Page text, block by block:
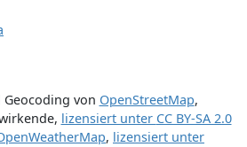
von OpenStreetMap,
, lizensiert unter CC BY-SA 2.0
, lizensiert unter